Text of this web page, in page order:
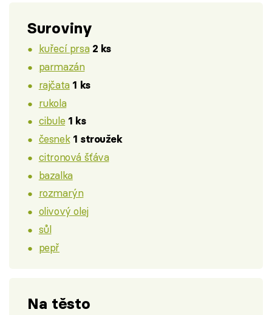
Suroviny
kuřecí prsa 2 ks
parmazán
rajčata 1 ks
rukola
cibule 1 ks
česnek 1 stroužek
citronová šťáva
bazalka
rozmarýn
olivový olej
sůl
pepř
Na těsto